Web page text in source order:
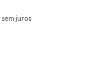
sem juros